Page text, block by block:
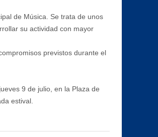
de Música. Se trata de unos
su actividad con mayor
previstos durante el
9 de julio, en la Plaza de
estival.